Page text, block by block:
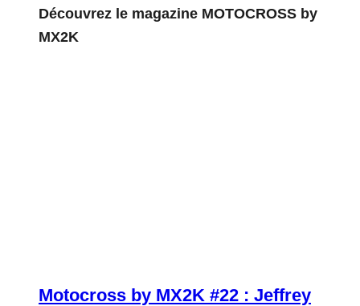
Découvrez le magazine MOTOCROSS by
MX2K
Motocross by MX2K #22 : Jeffrey